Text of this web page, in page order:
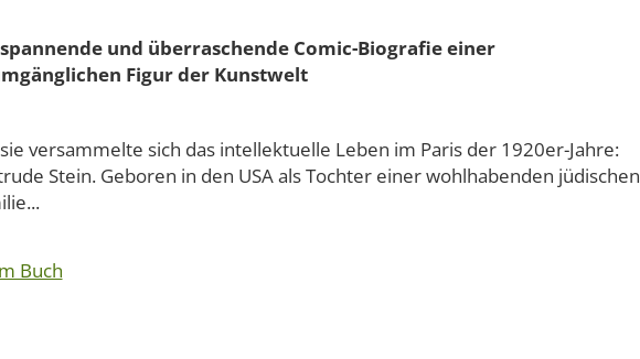
und überraschende Comic-Biografie einer
Figur der Kunstwelt
versammelte sich das intellektuelle Leben im Paris der 1920er-Jahre:
Stein. Geboren in den USA als Tochter einer wohlhabenden jüdischen
Buch